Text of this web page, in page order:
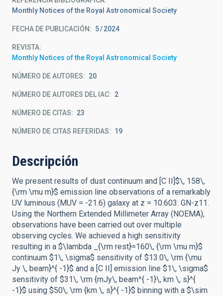
Monthly Notices of the Royal Astronomical Society
FECHA DE PUBLICACIÓN: 5 2024
REVISTA
Monthly Notices of the Royal Astronomical Society
NÚMERO DE AUTORES 20
NÚMERO DE AUTORES DEL IAC 2
NÚMERO DE CITAS 23
NÚMERO DE CITAS REFERIDAS 19
Descripción
We present results of dust continuum and [C II]$\, 158\,
{\rm \mu m}$ emission line observations of a remarkably
UV luminous (MUV = -21.6) galaxy at z = 10.603: GN-z11.
Using the Northern Extended Millimeter Array (NOEMA),
observations have been carried out over multiple
observing cycles. We achieved a high sensitivity
resulting in a $\lambda _{\rm rest}=160\, {\rm \mu m}$
continuum $1\, \sigma$ sensitivity of $13.0\, \rm {\mu
Jy \, beam}^{ -1}$ and a [C II] emission line $1\, \sigma$
sensitivity of $31\, \rm {mJy\, beam^{ -1}\, km \, s}^{
-1}$ using $50\, \rm {km \, s}^{ -1}$ binning with a $\sim